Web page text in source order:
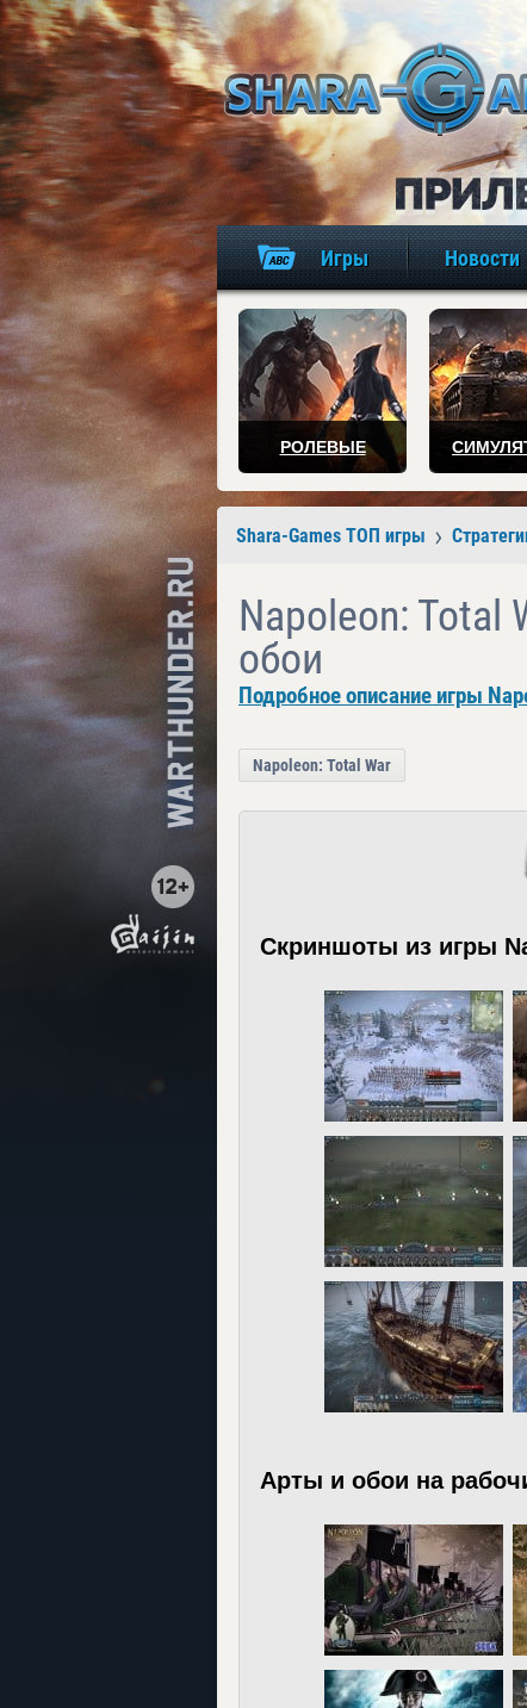
Игры Новости
РОЛЕВЫЕ
Shara-Games ТОП игры
Napoleon: Total
обои
Подробное описание игры
Napoleon: Total War
Скриншоты из игры
Арты и обои на